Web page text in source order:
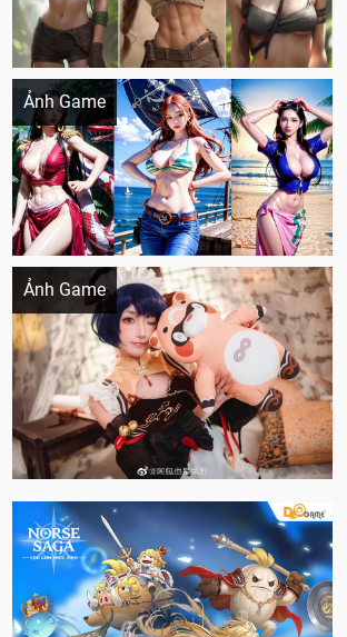
Ảnh Game
Khi AI Cosplay gái đẹp One Piece
Ảnh Game
Cosplay Xiangling siêu cute